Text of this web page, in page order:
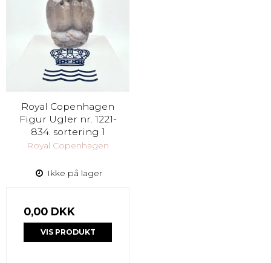
Royal Copenhagen
Figur Ugler nr. 1221-
834. sortering 1
Royal Copenhagen
Ikke på lager
0,00 DKK
VIS PRODUKT